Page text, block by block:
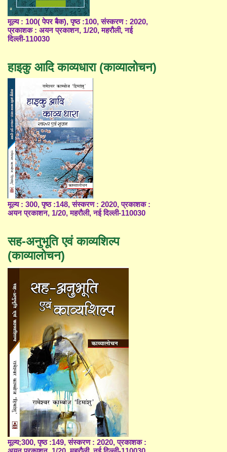
मूल्य : 100( पेपर बैक), पृष्ठ :100, संस्करण : 2020,
प्रकाशक : अयन प्रकाशन, 1/20, महरौली, नई
दिल्ली-110030
हाइकु आदि काव्यधारा (काव्यालोचन)
मूल्य : 300, पृष्ठ :148, संस्करण : 2020, प्रकाशक :
अयन प्रकाशन, 1/20, महरौली, नई दिल्ली-110030
सह-अनुभूति एवं काव्यशिल्प
(काव्यालोचन)
मूल्य;300, पृष्ठ :149, संस्करण : 2020, प्रकाशक :